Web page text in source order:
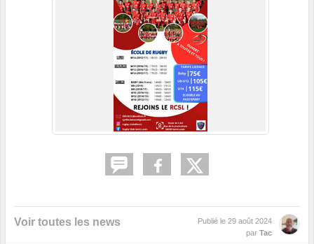
Voir toutes les news Publié le 29 août 2024
par Tac